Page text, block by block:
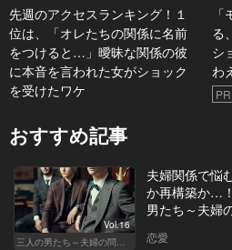
先週のアクセスランキング！１
位は、「オレたちの関係に名前
をつけると…」曖昧な関係の彼
に本音を言われた女がショック
を受けたワケ
る
シ
わ
PR
おすすめ記事
Vol.16
三人の男たち～夫婦の問題～
夫婦関係で悩
か再構築か…
男たち～夫婦
恋愛